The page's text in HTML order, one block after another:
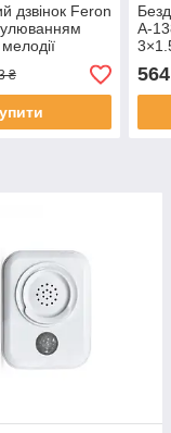
дзвінок Feron
мм
₴
A-
564